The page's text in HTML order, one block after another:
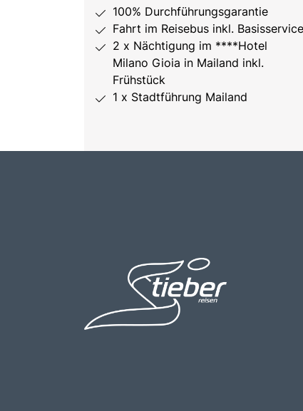
100% Durchführungsgarantie
Fahrt im Reisebus inkl. Basisservice
2 x Nächtigung im ****Hotel
Milano Gioia in Mailand inkl.
Frühstück
1 x Stadtführung Mailand